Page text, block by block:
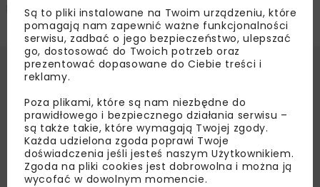
której nie można zmarnować.
Źródło:Newseria.pl
DEKARBONIZACJA ENMARO
KPEIK
MORSKA ENERGETYKA WIATROWA
MORSKIE FARMY WIATROWE
OFFSHORE
ZIELONA ENERGIA
Są to pliki instalowane na Twoim urządzeniu, które
pomagają nam zapewnić ważne funkcjonalności
serwisu, zadbać o jego bezpieczeństwo, ulepszać
go, dostosować do Twoich potrzeb oraz
prezentować dopasowane do Ciebie treści i
reklamy.
Poza plikami, które są nam niezbędne do
prawidłowego i bezpiecznego działania serwisu –
są także takie, które wymagają Twojej zgody.
Każda udzielona zgoda poprawi Twoje
doświadczenia jeśli jesteś naszym Użytkownikiem.
Zgoda na pliki cookies jest dobrowolna i można ją
wycofać w dowolnym momencie.